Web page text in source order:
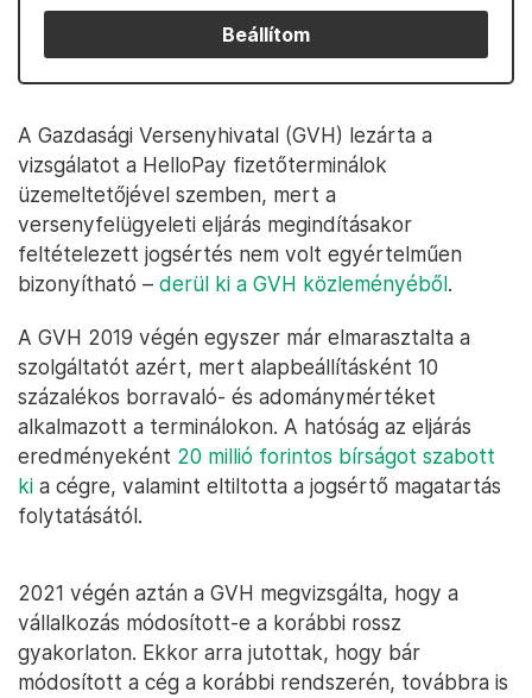
Beállítom
A Gazdasági Versenyhivatal (GVH) lezárta a
vizsgálatot a HelloPay fizetőterminálok
üzemeltetőjével szemben, mert a
versenyfelügyeleti eljárás megindításakor
feltételezett jogsértés nem volt egyértelműen
bizonyítható – derül ki a GVH közleményéből.
A GVH 2019 végén egyszer már elmarasztalta a
szolgáltatót azért, mert alapbeállításként 10
százalékos borravaló- és adománymértéket
alkalmazott a terminálokon. A hatóság az eljárás
eredményeként 20 millió forintos bírságot szabott
ki a cégre, valamint eltiltotta a jogsértő magatartás
folytatásától.
2021 végén aztán a GVH megvizsgálta, hogy a
vállalkozás módosított-e a korábbi rossz
gyakorlaton. Ekkor arra jutottak, hogy bár
módosított a cég a korábbi rendszerén, továbbra is